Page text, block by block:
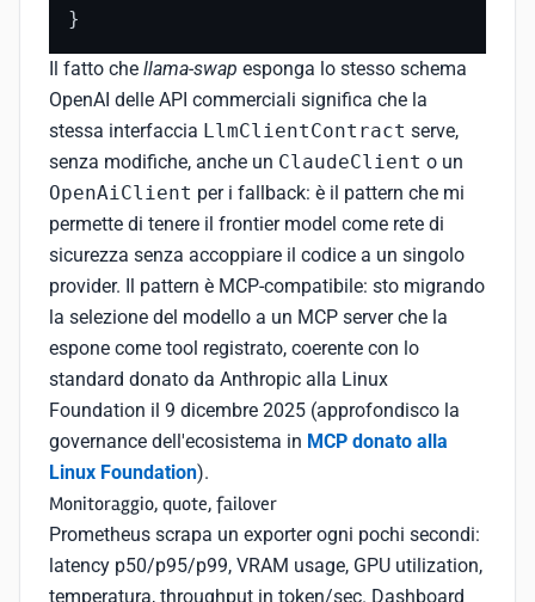
}
Il fatto che llama-swap esponga lo stesso schema
OpenAI delle API commerciali significa che la
stessa interfaccia LlmClientContract serve,
senza modifiche, anche un ClaudeClient o un
OpenAiClient per i fallback: è il pattern che mi
permette di tenere il frontier model come rete di
sicurezza senza accoppiare il codice a un singolo
provider. Il pattern è MCP-compatibile: sto migrando
la selezione del modello a un MCP server che la
espone come tool registrato, coerente con lo
standard donato da Anthropic alla Linux
Foundation il 9 dicembre 2025 (approfondisco la
governance dell'ecosistema in MCP donato alla
Linux Foundation).
Monitoraggio, quote, failover
Prometheus scrapa un exporter ogni pochi secondi:
latency p50/p95/p99, VRAM usage, GPU utilization,
temperatura, throughput in token/sec. Dashboard